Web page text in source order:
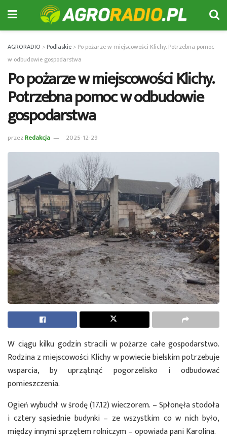
AGRORADIO >Podlaskie > Po pożarze w miejscowości Klichy. Potrzebna pomoc
w odbudowie gospodarstwa
Po pożarze w miejscowości Klichy.
Potrzebna pomoc w odbudowie
gospodarstwa
przezRedakcja 2025-12-29
W ciągu kilku godzin stracili w pożarze całe gospodarstwo.
Rodzina z miejscowości Klichy w powiecie bielskim potrzebuje
wsparcia, by uprzątnąć pogorzelisko i odbudować
pomieszczenia.
Ogień wybuchł w środę (17.12) wieczorem. – Spłonęła stodoła
i cztery sąsiednie budynki – ze wszystkim co w nich było,
między innymi sprzętem rolniczym – opowiada pani Karolina.